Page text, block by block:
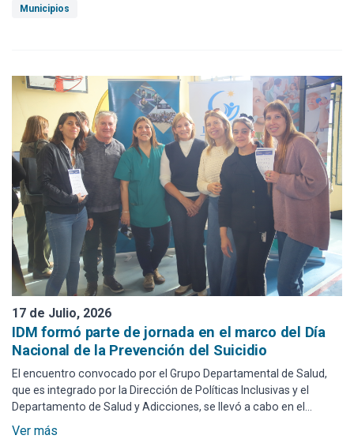
Municipios
17 de Julio, 2026
IDM formó parte de jornada en el marco del Día
Nacional de la Prevención del Suicidio
El encuentro convocado por el Grupo Departamental de Salud,
que es integrado por la Dirección de Políticas Inclusivas y el
Departamento de Salud y Adicciones, se llevó a cabo en el
Polideportivo de Pan de Azúcar.
Ver más